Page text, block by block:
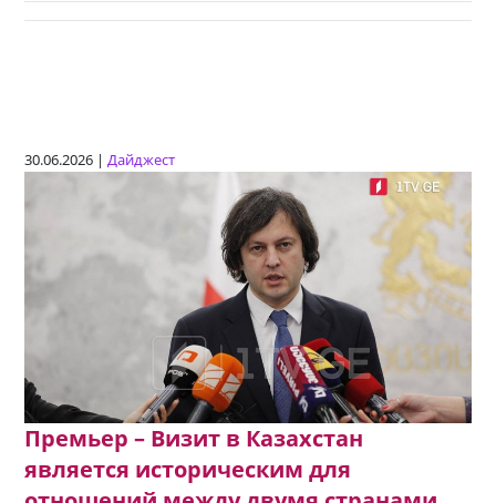
30.06.2026 |Дайджест
Премьер – Визит в Казахстан
является историческим для